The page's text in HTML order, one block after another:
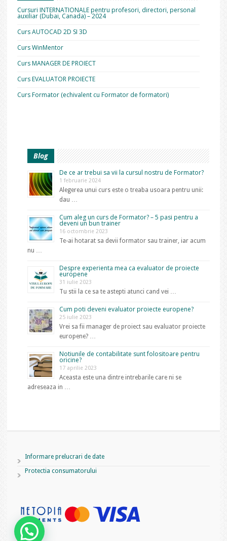
Cursuri INTERNATIONALE pentru profesori, directori, personal
auxiliar (Dubai, Canada) – 2024
Curs AUTOCAD 2D SI 3D
Curs WinMentor
Curs MANAGER DE PROIECT
Curs EVALUATOR PROIECTE
Curs Formator (echivalent cu Formator de formatori)
Blog
De ce ar trebui sa vii la cursul nostru de Formator?
1 februarie 2024
Alegerea unui curs este o treaba usoara pentru unii:
dau …
Cum aleg un curs de Formator? – 5 pasi pentru a
deveni un bun trainer
16 octombrie 2023
Te-ai hotarat sa devii formator sau trainer, iar acum
nu …
Despre experienta mea ca evaluator de proiecte
europene
31 iulie 2023
Tu stii la ce sa te astepti atunci cand vei …
Cum poti deveni evaluator proiecte europene?
25 iulie 2023
Vrei sa fii manager de proiect sau evaluator proiecte
europene? …
Notiunile de contabilitate sunt folositoare pentru
oricine?
17 aprilie 2023
Aceasta este una dintre intrebarile care ni se
adreseaza in …
Informare prelucrari de date
Protectia consumatorului